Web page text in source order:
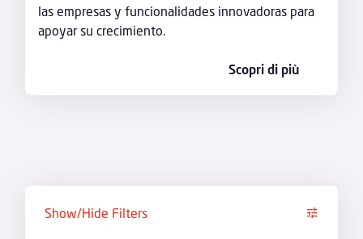
las empresas y funcionalidades innovadoras para
apoyar su crecimiento.
Scopri di più
Show/Hide Filters